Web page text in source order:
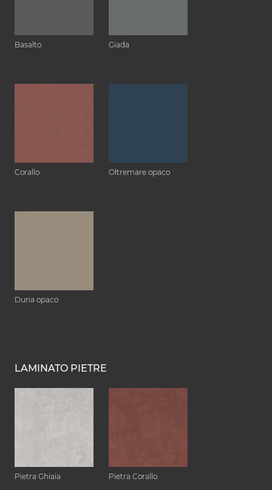
Basalto Giada
Corallo Oltremare opaco
Duna opaco
LAMINATO PIETRE
Pietra Ghiaia Pietra Corallo